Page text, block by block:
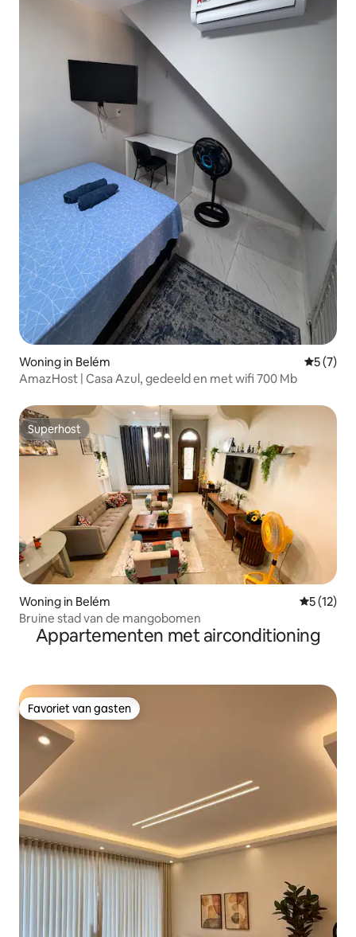
Woning in Belém
5 (7)
AmazHost | Casa Azul, gedeeld en met wifi 700 Mb
Superhost
Superhost
Woning in Belém
5 (12)
Bruine stad van de mangobomen
Appartementen met airconditioning
Favoriet van gasten
Favoriet van gasten